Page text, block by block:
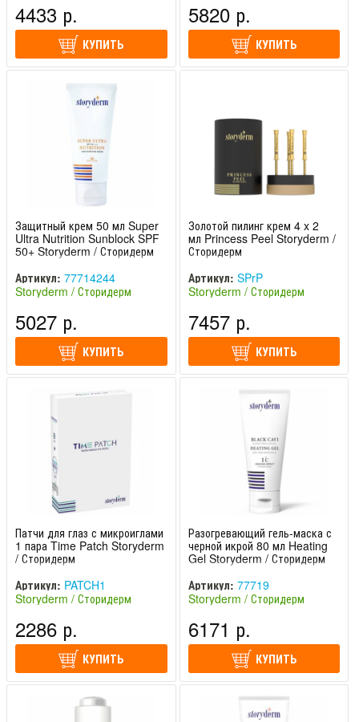
4433 р.
КУПИТЬ
5820 р.
КУПИТЬ
Защитный крем 50 мл Super
Ultra Nutrition Sunblock SPF
50+ Storyderm / Сторидерм
Артикул: 77714244
Storyderm / Сторидерм
5027 р.
КУПИТЬ
Золотой пилинг крем 4 x 2
мл Princess Peel Storyderm /
Сторидерм
Артикул: SPrP
Storyderm / Сторидерм
7457 р.
КУПИТЬ
Патчи для глаз с микроиглами
1 пара Time Patch Storyderm
/ Сторидерм
Артикул: PATCH1
Storyderm / Сторидерм
2286 р.
КУПИТЬ
Разогревающий гель-маска с
черной икрой 80 мл Heating
Gel Storyderm / Сторидерм
Артикул: 77719
Storyderm / Сторидерм
6171 р.
КУПИТЬ